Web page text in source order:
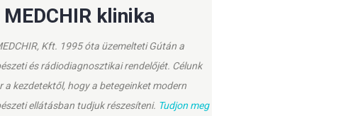
klinika
Kft. 1995 óta üzemelteti Gútán a
és rádiodiagnosztikai rendelőjét. Célunk
a kezdetektől, hogy a betegeinket modern
ellátásban tudjuk részesíteni. Tudjon meg